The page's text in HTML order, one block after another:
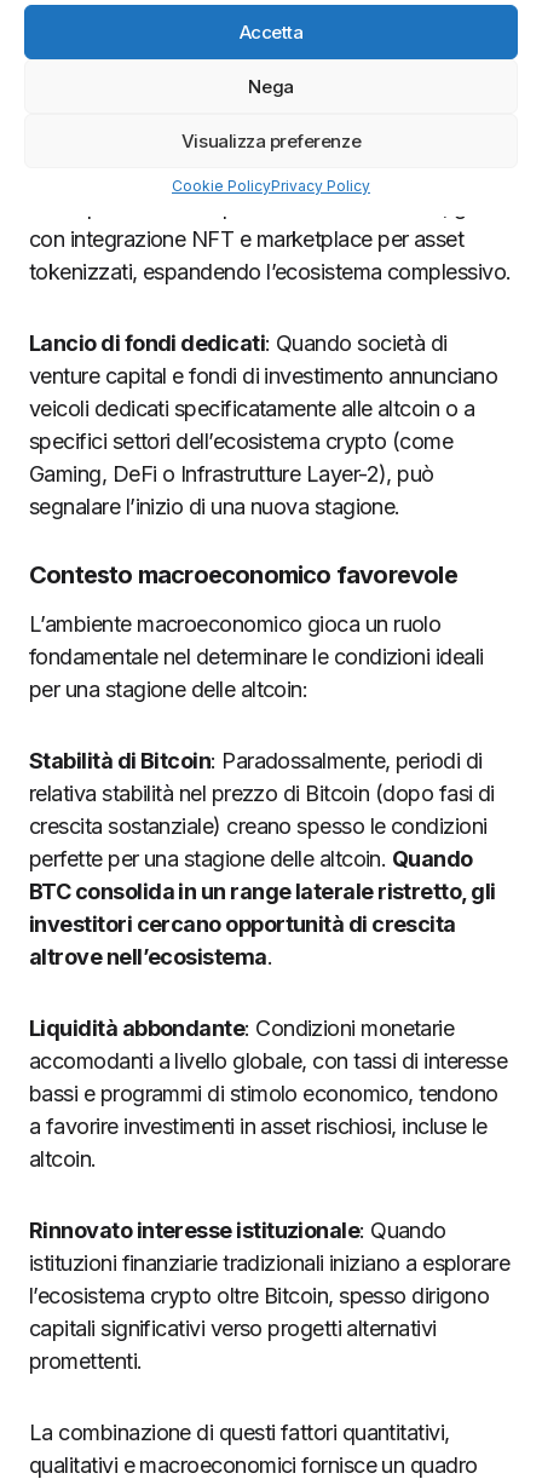
Accetta
Nega
Visualizza preferenze
Cookie PolicyPrivacy Policy
decentralizzate, protocolli DeFi e mercati NFT
stimola l’interesse verso le altcoin attraverso
innovazioni come l’interoperabilità cross-chain, la
basate su utilità concreta.Queste innovazioni si
con integrazione NFT e marketplace per asset
tokenizzati, espandendo l’ecosistema complessivo.
Lancio di fondi dedicati: Quando società di
venture capital e fondi di investimento annunciano
veicoli dedicati specificatamente alle altcoin o a
specifici settori dell’ecosistema crypto (come
Gaming, DeFi o Infrastrutture Layer-2), può
segnalare l’inizio di una nuova stagione.
Contesto macroeconomico favorevole
L’ambiente macroeconomico gioca un ruolo
fondamentale nel determinare le condizioni ideali
per una stagione delle altcoin:
Stabilità di Bitcoin: Paradossalmente, periodi di
relativa stabilità nel prezzo di Bitcoin (dopo fasi di
crescita sostanziale) creano spesso le condizioni
perfette per una stagione delle altcoin. Quando
BTC consolida in un range laterale ristretto, gli
investitori cercano opportunità di crescita
altrove nell’ecosistema.
Liquidità abbondante: Condizioni monetarie
accomodanti a livello globale, con tassi di interesse
bassi e programmi di stimolo economico, tendono
a favorire investimenti in asset rischiosi, incluse le
altcoin.
Rinnovato interesse istituzionale: Quando
istituzioni finanziarie tradizionali iniziano a esplorare
l’ecosistema crypto oltre Bitcoin, spesso dirigono
capitali significativi verso progetti alternativi
promettenti.
La combinazione di questi fattori quantitativi,
qualitativi e macroeconomici fornisce un quadro